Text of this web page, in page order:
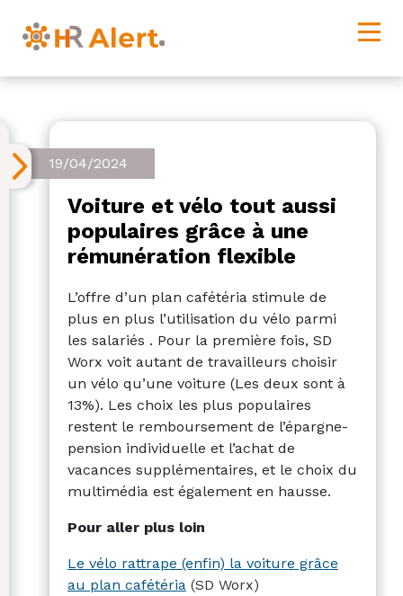
19/04/2024
Voiture et vélo tout aussi
populaires grâce à une
rémunération flexible
L’offre d’un plan cafétéria stimule de
plus en plus l’utilisation du vélo parmi
les salariés . Pour la première fois, SD
Worx voit autant de travailleurs choisir
un vélo qu’une voiture (Les deux sont à
13%). Les choix les plus populaires
restent le remboursement de l’épargne-
pension individuelle et l’achat de
vacances supplémentaires, et le choix du
multimédia est également en hausse.
Pour aller plus loin
Le vélo rattrape (enfin) la voiture grâce
au plan cafétéria (SD Worx)